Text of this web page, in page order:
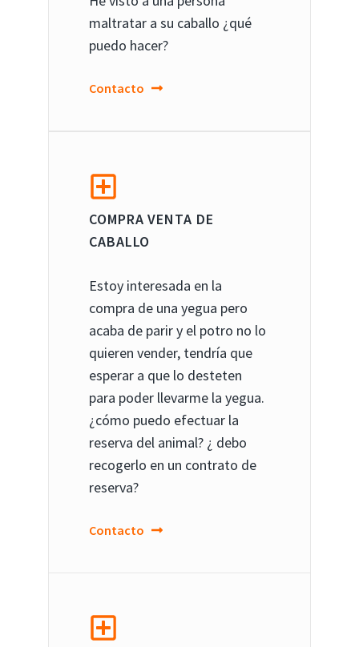
maltratar a su caballo ¿qué
puedo hacer?
Contacto
COMPRA VENTA DE
CABALLO
Estoy interesada en la
compra de una yegua pero
acaba de parir y el potro no lo
quieren vender, tendría que
esperar a que lo desteten
para poder llevarme la yegua.
¿cómo puedo efectuar la
reserva del animal? ¿ debo
recogerlo en un contrato de
reserva?
Contacto